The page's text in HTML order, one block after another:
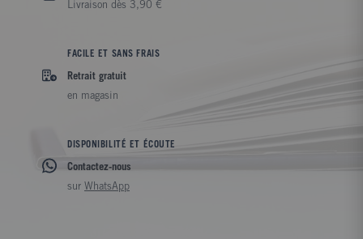
Livraison dès 3,90 €
FACILE ET SANS FRAIS
Retrait gratuit
en magasin
DISPONIBILITÉ ET ÉCOUTE
Contactez-nous
sur WhatsApp